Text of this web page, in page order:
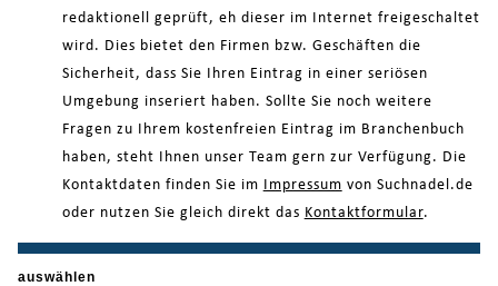
redaktionell geprüft, eh dieser im Internet freigeschaltet
wird. Dies bietet den Firmen bzw. Geschäften die
Sicherheit, dass Sie Ihren Eintrag in einer seriösen
Umgebung inseriert haben. Sollte Sie noch weitere
Fragen zu Ihrem kostenfreien Eintrag im Branchenbuch
haben, steht Ihnen unser Team gern zur Verfügung. Die
Kontaktdaten finden Sie im
Impressum von Suchnadel.de
oder nutzen Sie gleich direkt das Kontaktformular.
auswählen